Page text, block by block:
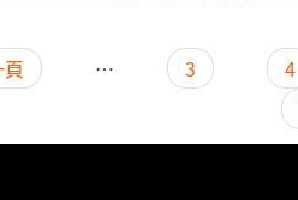
頁 … 3 4